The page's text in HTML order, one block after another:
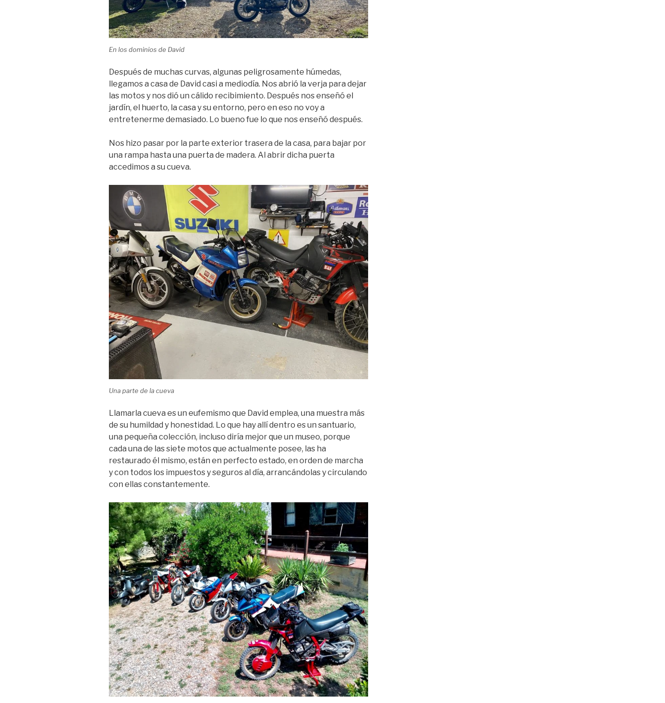
En los dominios de David
Después de muchas curvas, algunas peligrosamente húmedas,
llegamos a casa de David casi a mediodía. Nos abrió la verja para dejar
las motos y nos dió un cálido recibimiento. Después nos enseñó el
jardín, el huerto, la casa y su entorno, pero en eso no voy a
entretenerme demasiado. Lo bueno fue lo que nos enseñó después.
Nos hizo pasar por la parte exterior trasera de la casa, para bajar por
una rampa hasta una puerta de madera. Al abrir dicha puerta
accedimos a su cueva.
Una parte de la cueva
Llamarla cueva es un eufemismo que David emplea, una muestra más
de su humildad y honestidad. Lo que hay allí dentro es un santuario,
una pequeña colección, incluso diría mejor que un museo, porque
cada una de las siete motos que actualmente posee, las ha
restaurado él mismo, están en perfecto estado, en orden de marcha
y con todos los impuestos y seguros al día, arrancándolas y circulando
con ellas constantemente.